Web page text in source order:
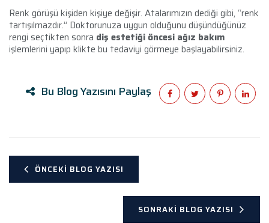
Renk görüşü kişiden kişiye değişir. Atalarımızın dediği gibi, “renk
tartışılmazdır.” Doktorunuza uygun olduğunu düşündüğünüz
rengi seçtikten sonra diş estetiği öncesi ağız bakım
işlemlerini yapıp klikte bu tedaviyi görmeye başlayabilirsiniz.
Bu Blog Yazısını Paylaş
ÖNCEKI BLOG YAZISI
SONRAKI BLOG YAZISI